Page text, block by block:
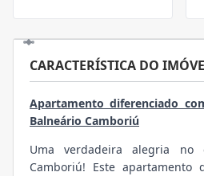
CARACTERÍSTICA DO
Apartamento diferenciado
Balneário Camboriú
Uma verdadeira alegria no
Camboriú! Este apartamento